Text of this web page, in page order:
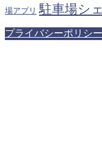
場アプリ 駐車場シ
プライバシーポリシー